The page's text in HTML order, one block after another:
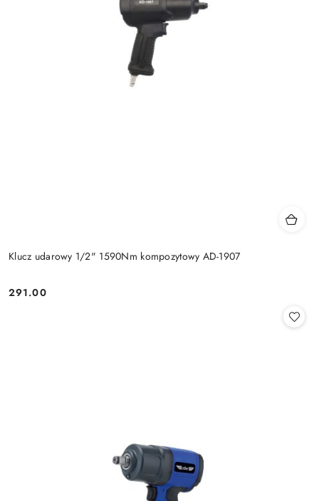
Klucz udarowy 1/2" 1590Nm kompozytowy AD-1907
Cena:
291.00